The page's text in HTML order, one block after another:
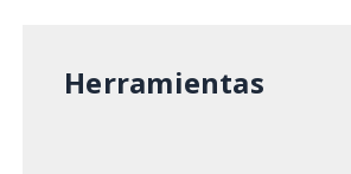
Herramientas